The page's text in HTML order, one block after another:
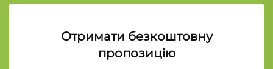
Отримати безкоштовну
пропозицію